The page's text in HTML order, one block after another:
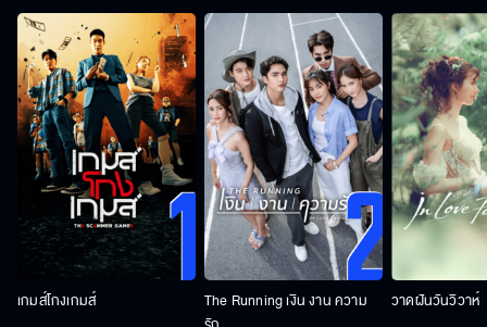
เกมส์โกงเกมส์
The Running เงิน งาน ความ
วาดฝันวันวิวาห์